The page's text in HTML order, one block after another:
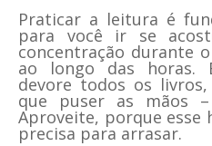
Praticar a leitura é
para você ir se
concentração durante
ao longo das horas.
devore todos os
que puser as mãos
Aproveite, porque esse
precisa para arrasar.